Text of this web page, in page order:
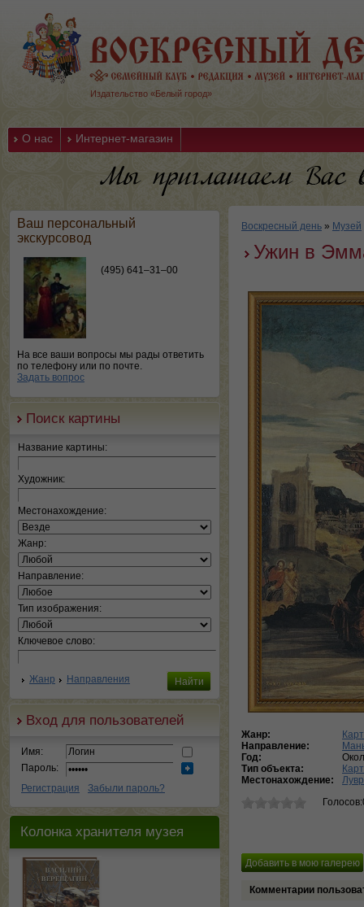
Издательство «Белый город»
О нас Интернет-магазин
Ваш персональный
экскурсовод
(495) 641–31–00
На все ваши вопросы мы рады ответить
по телефону или по почте.
Задать вопрос
Поиск картины
Название картины:
Художник:
Местонахождение:
Жанр:
Направление:
Тип изображения:
Ключевое слово:
Жанр Направления
Вход для пользователей
Имя:
Пароль:
Регистрация
Забыли пароль?
Колонка хранителя музея
Воскресный день » Музей
Ужин в
Жанр:
Направление:
Год:
Тип объекта:
Местонахождение:
Комментарии